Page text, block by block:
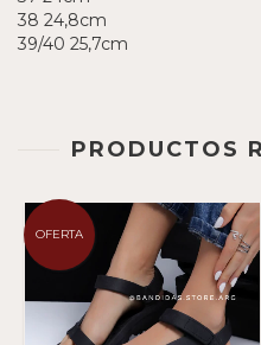
38 24,8cm
39/40 25,7cm
PRODUCTOS
OFERTA